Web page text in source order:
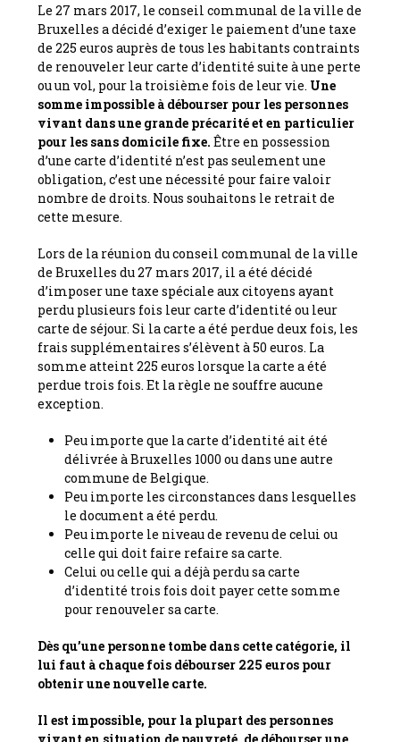
Le 27 mars 2017, le conseil communal de la ville de
Bruxelles a décidé d’exiger le paiement d’une taxe
de 225 euros auprès de tous les habitants contraints
de renouveler leur carte d’identité suite à une perte
ou un vol, pour la troisième fois de leur vie. Une
somme impossible à débourser pour les personnes
vivant dans une grande précarité et en particulier
pour les sans domicile fixe.Être en possession
d’une carte d’identité n’est pas seulement une
obligation, c’est une nécessité pour faire valoir
nombre de droits. Nous souhaitons le retrait de
cette mesure.
Lors de la réunion du conseil communal de la ville
de Bruxelles du 27 mars 2017, il a été décidé
d’imposer une taxe spéciale aux citoyens ayant
perdu plusieurs fois leur carte d’identité ou leur
carte de séjour. Si la carte a été perdue deux fois, les
frais supplémentaires s’élèvent à 50 euros. La
somme atteint 225 euros lorsque la carte a été
perdue trois fois. Et la règle ne souffre aucune
exception.
Peu importe que la carte d’identité ait été
délivrée à Bruxelles 1000 ou dans une autre
commune de Belgique.
Peu importe les circonstances dans lesquelles
le document a été perdu.
Peu importe le niveau de revenu de celui ou
celle qui doit faire refaire sa carte.
Celui ou celle qui a déjà perdu sa carte
d’identité trois fois doit payer cette somme
pour renouveler sa carte.
Dès qu’une personne tombe dans cette catégorie, il
lui faut à chaque fois débourser 225 euros pour
obtenir une nouvelle carte.
Il est impossible, pour la plupart des personnes